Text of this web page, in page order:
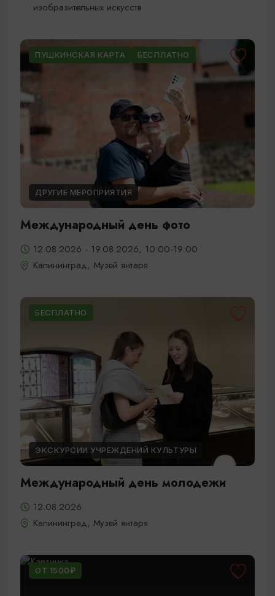
изобразительных искусств
ПУШКИНСКАЯ КАРТА БЕСПЛАТНО
ДРУГИЕ МЕРОПРИЯТИЯ
Международный день фото
12.08.2026 - 19.08.2026, 10:00-19:00
Калининград, Музей янтаря
БЕСПЛАТНО
ЭКСКУРСИИ УЧРЕЖДЕНИЙ КУЛЬТУРЫ
Международный день молодежи
12.08.2026
Калининград, Музей янтаря
ОТ 1500₽